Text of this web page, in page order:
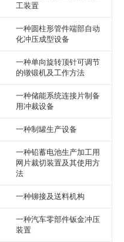
工装置
一种圆柱形管件端部自动
化冲压成型设备
一种单向旋转顶针可调节
的镦锻机及工作方法
一种储能系统连接片制备
用冲裁设备
一种制罐生产设备
一种铅蓄电池生产加工用
网片裁切装置及其使用方
法
一种铆接及送料机构
一种汽车零部件钣金冲压
装置